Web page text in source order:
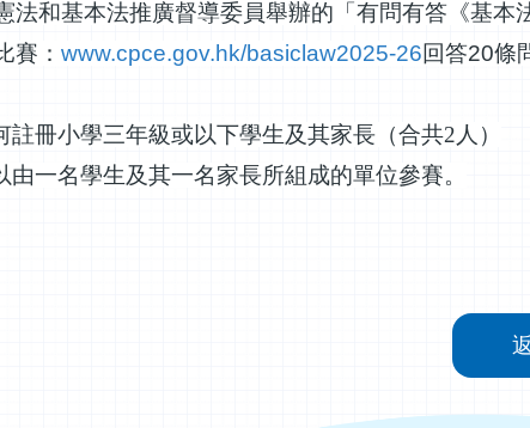
法和基本法推廣督導委員舉辦的「有問有答《基
賽： www.cpce.gov.hk/basiclaw2025-26回答20條
註冊小學三年級或以下學生及其家長（合共2 人）
由一名學生及其一名家長所組成的單位參賽。